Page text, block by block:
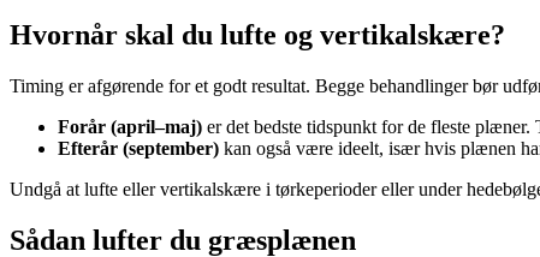
Hvornår skal du lufte og vertikalskære?
Timing er afgørende for et godt resultat. Begge behandlinger bør
Forår (april–maj) er det bedste tidspunkt for de fleste plæner.
Efterår (september) kan også være ideelt, især hvis plænen
Undgå at lufte eller vertikalskære i tørkeperioder eller under
Sådan lufter du græsplænen